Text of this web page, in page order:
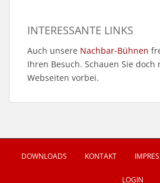
INTERESSANTE LINKS
Auch unsere Nachbar-Bühnen
Ihren Besuch. Schauen Sie doch
Webseiten vorbei.
DOWNLOADS KONTAKT
LOGIN